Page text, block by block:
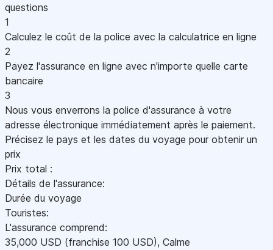
questions
1
Calculez le coût de la police avec la calculatrice en ligne
2
Payez l'assurance en ligne avec n'importe quelle carte
bancaire
3
Nous vous enverrons la police d'assurance à votre
adresse électronique immédiatement après le paiement.
Précisez le pays et les dates du voyage pour obtenir un
prix
Prix total :
Détails de l'assurance:
Durée du voyage
Touristes:
L'assurance comprend:
35,000 USD (franchise 100 USD), Calme